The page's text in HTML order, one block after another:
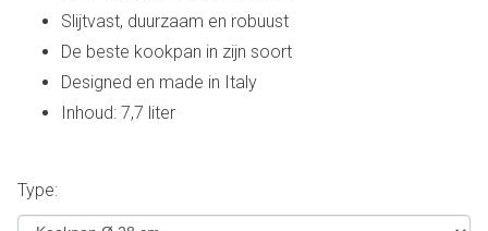
Slijtvast, duurzaam en robuust
De beste kookpan in zijn soort
Designed en made in Italy
Inhoud: 7,7 liter
Type: